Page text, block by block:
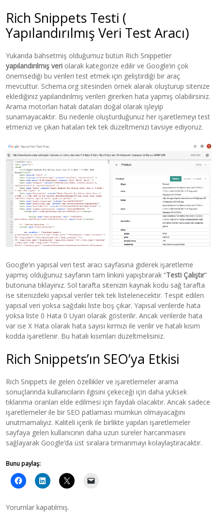
Rich Snippets Testi (
Yapılandırılmış Veri Test Aracı)
Yukarıda bahsetmiş olduğumuz bütün Rich Snippetler
yapılandırılmış veri olarak kategorize edilir ve Google’ın çok
önemsediği bu verileri test etmek için geliştirdiği bir araç
mevcuttur. Schema.org sitesinden örnek alarak oluşturup sitenize
eklediğiniz yapılandırılmış verileri girerken hata yapmış olabilirsiniz.
Arama motorları hatalı dataları doğal olarak işleyip
sunamayacaktır. Bu nedenle oluşturduğunuz her işaretlemeyi test
etmenizi ve çıkan hataları tek tek düzeltmenizi tavsiye ediyoruz.
Google’ın yapısal veri test aracı sayfasına giderek işaretleme
yapmış olduğunuz sayfanın tam linkini yapıştırarak “Testi Çalıştır”
butonuna tıklayınız. Sol tarafta sitenizin kaynak kodu sağ tarafta
ise sitenizdeki yapısal veriler tek tek listelenecektir. Tespit edilen
yapısal veri yoksa sağdaki liste boş çıkar. Yapısal verilerde hata
yoksa liste 0 Hata 0 Uyarı olarak gösterilir. Ancak verilerde hata
var ise X Hata olarak hata sayısı kırmızı ile verilir ve hatalı kısım
kodda işaretlenir. Bu hatalı kısımları düzeltmelisiniz.
Rich Snippets’ın SEO’ya Etkisi
Rich Snippets ile gelen özellikler ve işaretlemeler arama
sonuçlarında kullanıcıların ilgisini çekeceği için daha yüksek
tıklanma oranları elde edilmesi için faydalı olacaktır. Ancak sadece
işaretlemeler ile bir SEO patlaması mümkün olmayacağını
unutmamalıyız. Kaliteli içerik ile birlikte yapılan işaretlemeler
sayfaya gelen kullanıcının daha uzun süreler harcanmasını
sağlayarak Google’da üst sıralara tırmanmayı kolaylaştıracaktır.
Bunu paylaş:
Yorumlar kapatılmış.